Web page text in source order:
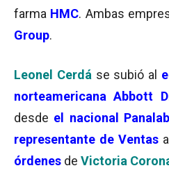
farma HMC. Ambas
Group.
Leonel Cerdá se subió al
norteamericana Abbott
desde el nacional Panalab
representante de Ventas
órdenes de Victoria